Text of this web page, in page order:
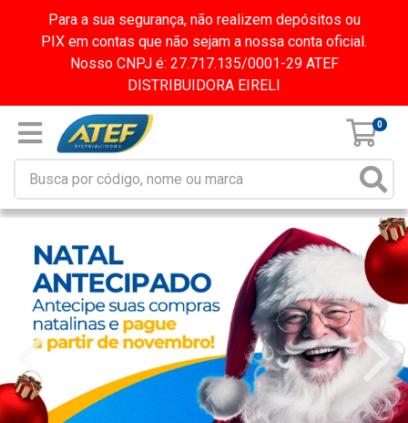
Para a sua segurança, não realizem depósitos ou
PIX em contas que não sejam a nossa conta oficial.
Nosso CNPJ é: 27.717.135/0001-29 ATEF
DISTRIBUIDORA EIRELI
0